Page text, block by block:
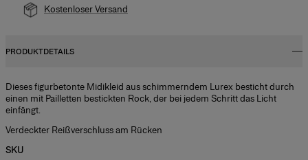
Kostenloser Versand
PRODUKTDETAILS
Dieses figurbetonte Midikleid aus schimmerndem Lurex besticht durch
einen mit Pailletten bestickten Rock, der bei jedem Schritt das Licht
einfängt.
Verdeckter Reißverschluss am Rücken
SKU